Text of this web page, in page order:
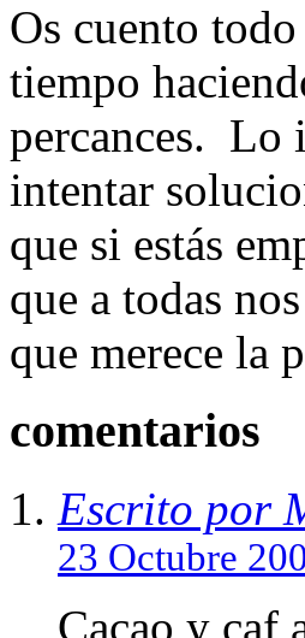
Os cuento
tiempo
percances. Lo
intentar
que si estás
que a todas
que merece la
comentarios
Escrito por
23 Octubre
Cacao y caf